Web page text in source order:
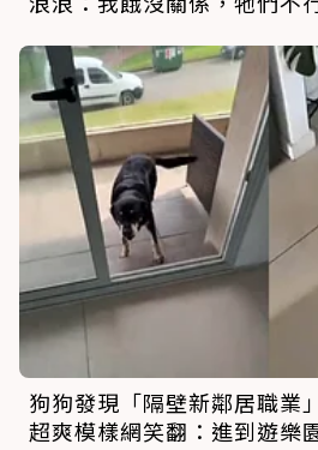
狗狗發現「隔壁新鄰居職業
超爽模樣網笑翻：進到遊樂